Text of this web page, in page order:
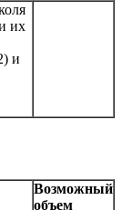
их
и
Возможный
объем